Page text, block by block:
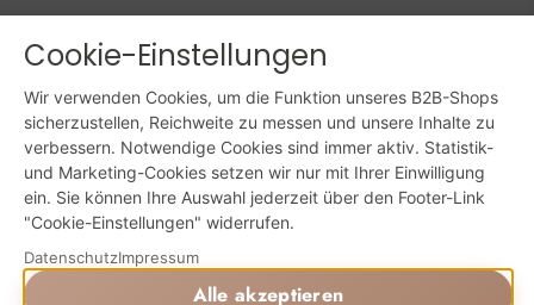
Öffnungszeiten
Wir sind persönlich, für Sie da:
Mo - Do: 09:00 - 16:00 Uhr
Fr: 09:00 - 15:00 Uhr
Sa + So: geschlossen
Online bestellen: 24/7
Powered by Digital Solutions NF
Cookie-Einstellungen
Wir verwenden Cookies, um die Funktion unseres B2B-Shops
sicherzustellen, Reichweite zu messen und unsere Inhalte zu
verbessern. Notwendige Cookies sind immer aktiv. Statistik-
und Marketing-Cookies setzen wir nur mit Ihrer Einwilligung
ein. Sie können Ihre Auswahl jederzeit über den Footer-Link
"Cookie-Einstellungen" widerrufen.
DatenschutzImpressum
Alle akzeptieren